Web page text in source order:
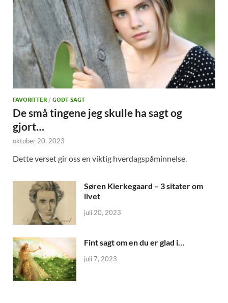
FAVORITTER / GODT SAGT
De små tingene jeg skulle ha sagt og
gjort…
oktober 20, 2023
Dette verset gir oss en viktig hverdagspåminnelse.
Søren Kierkegaard – 3 sitater om
livet
juli 20, 2023
Fint sagt om en du er glad i…
juli 7, 2023